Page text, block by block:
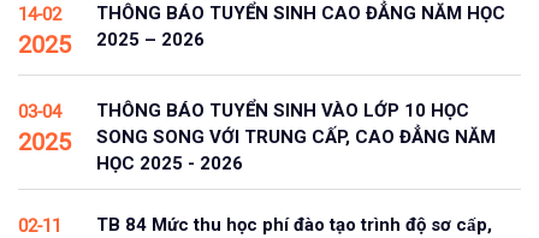
14-02
2025
THÔNG BÁO TUYỂN SINH CAO ĐẲNG NĂM HỌC
2025 – 2026
03-04
2025
THÔNG BÁO TUYỂN SINH VÀO LỚP 10 HỌC
SONG SONG VỚI TRUNG CẤP, CAO ĐẲNG NĂM
HỌC 2025 - 2026
02-11
TB 84 Mức thu học phí đào tạo trình độ sơ cấp,